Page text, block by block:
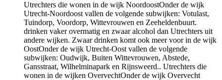
Utrechters die wonen in de wijk NoordoostOnder de wijk
Utrecht-Noordoost vallen de volgende subwijken: Votulast,
Tuindorp, Voordorp, Wittevrouwen en Zeeheldenbuurt.
drinken vaker overmatig en zwaar alcohol dan Utrechters uit
andere wijken. Zwaar drinken komt ook meer voor in de wijk
OostOnder de wijk Utrecht-Oost vallen de volgende
subwijken: Oudwijk, Buiten Wittevrouwen, Abstede,
Gansstraat, Wilhelminapark en Rijnsweerd.. Utrechters die
wonen in de wijken OvervechtOnder de wijk Overvecht